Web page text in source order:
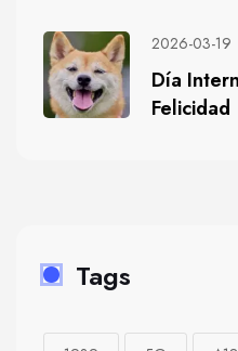
2026-03-19
Día
Felicidad
Tags